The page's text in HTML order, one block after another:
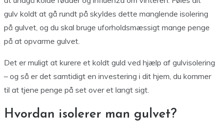
gulv koldt at gå rundt på skyldes dette manglende isolering
på gulvet, og du skal bruge uforholdsmæssigt mange penge
på at opvarme gulvet.
Det er muligt at kurere et koldt guld ved hjælp af gulvisolering
– og så er det samtidigt en investering i dit hjem, du kommer
til at tjene penge på set over et langt sigt.
Hvordan isolerer man gulvet?